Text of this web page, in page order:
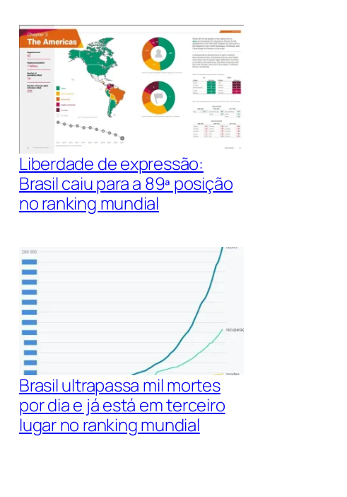
Liberdade de expressão:
Brasil caiu para a 89ª posição
no ranking mundial
Brasil ultrapassa mil mortes
por dia e já está em terceiro
lugar no ranking mundial